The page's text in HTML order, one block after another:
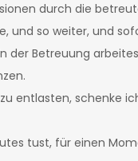
durch die
und so weiter, und
der Betreuung
entlasten, schenke
tust, für einen